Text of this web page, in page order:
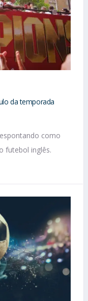
da temporada
como
futebol inglês.